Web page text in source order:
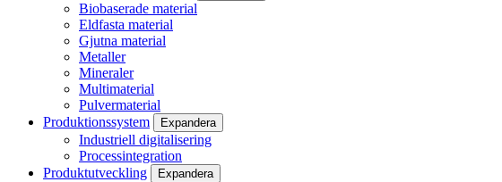
Biobaserade material
Eldfasta material
Gjutna material
Metaller
Mineraler
Multimaterial
Pulvermaterial
Produktionssystem
Expandera
Industriell digitalisering
Processintegration
Produktutveckling
Expandera